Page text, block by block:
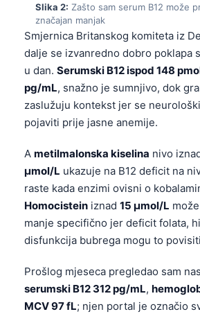
Slika 2: Zašto sam serum B12 može
značajan manjak
Smjernica Britanskog komiteta iz
dalje se izvanredno dobro poklapa
u dan. Serumski B12 ispod 148
pg/mL, snažno je sumnjivo, dok
zaslužuju kontekst jer se
pojaviti prije jasne anemije.
A metilmalonska kiselina nivo
µmol/L ukazuje na B12 deficit na
raste kada enzimi ovisni o
Homocistein iznad 15 µmol/L
manje specifično jer deficit folata,
disfunkcija bubrega mogu to
Prošlog mjeseca pregledao sam
serumski B12 312 pg/mL,
MCV 97 fL; njen portal je označio